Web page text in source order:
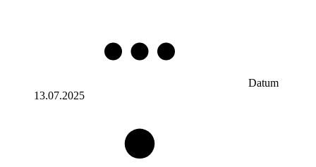
Datum
13.07.2025